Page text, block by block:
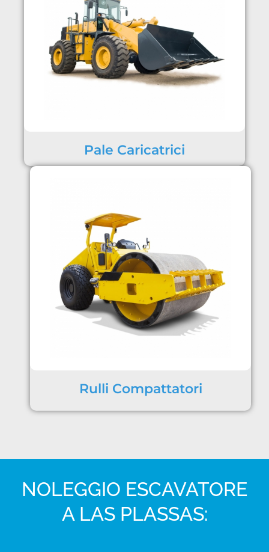
Pale Caricatrici
Rulli Compattatori
NOLEGGIO ESCAVATORE
A LAS PLASSAS: